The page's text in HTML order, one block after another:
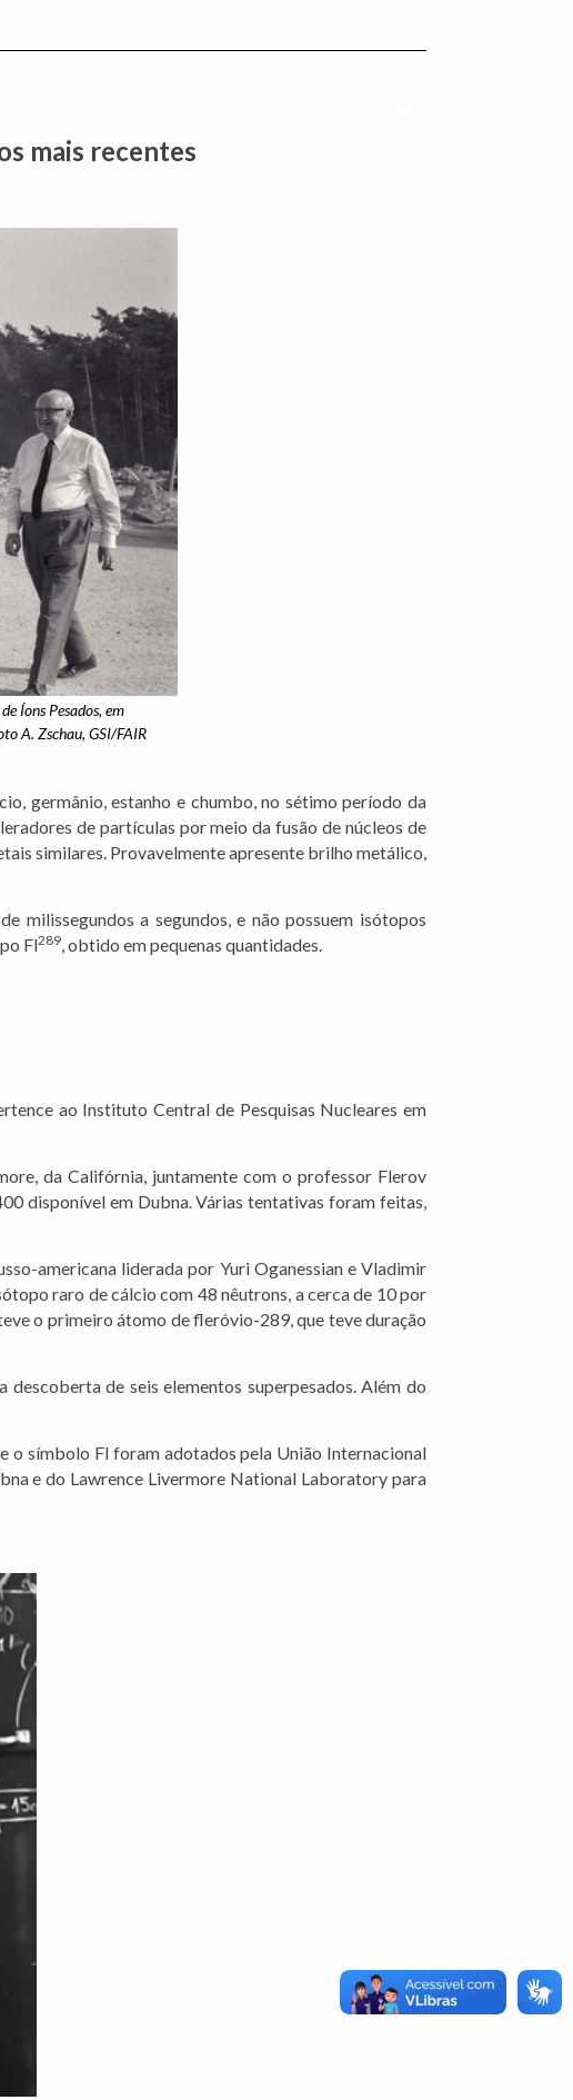
mais recentes
Íons Pesados, em
A. Zschau, GSI/FAIR
germânio, estanho e chumbo, no sétimo período da
de partículas por meio da fusão de núcleos de
similares. Provavelmente apresente brilho metálico,
milissegundos a segundos, e não possuem isótopos
Fl289, obtido em pequenas quantidades.
ao Instituto Central de Pesquisas Nucleares em
da Califórnia, juntamente com o professor Flerov
disponível em Dubna. Várias tentativas foram feitas,
americana liderada por Yuri Oganessian e Vladimir
raro de cálcio com 48 nêutrons, a cerca de 10 por
o primeiro átomo de fleróvio-289, que teve duração
de seis elementos superpesados. Além do
o símbolo Fl foram adotados pela União Internacional
e do Lawrence Livermore National Laboratory para